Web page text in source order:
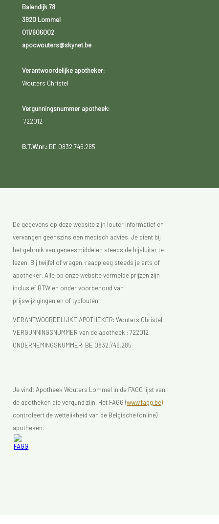
Balendijk 78
3920 Lommel
011/606002
apocwouters@skynet.be
Verantwoordelijke apotheker:
Wouters Christel
Vergunningsnummer apotheek:
722012
B.T.W.nr.:BE 0832.746.285
De gegevens op deze website zijn louter informatief en
vervangen geenszins een medisch advies. Je dient bij
het gebruik van geneesmiddelen steeds de bijsluiter te
lezen. Bij twijfel of vragen, raadpleeg steeds je arts of
apotheker. Alle op onze website vermelde prijzen zijn
inclusief BTW en onder voorbehoud van
prijswijzigingen en of typfouten.
VERANTWOORDELIJKE APOTHEKER: Wouters Christel
VERGUNNINGSNUMMER van de apotheek : 722012
ONDERNEMINGSNUMMER: BE 0832.746.285
Je vindt Apotheek Wouters Lommel in de FAGG lijst van
de apotheken die vergund zijn. Het FAGG (www.fagg.be)
controleert de wettelikheid van de Belgische (online)
apotheken.